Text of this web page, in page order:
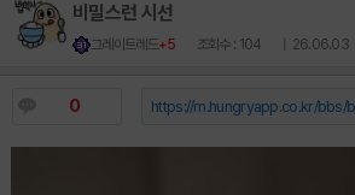
비밀스런 시선
그레이트레드+5 조회수 : 104 | 26.06.03
0